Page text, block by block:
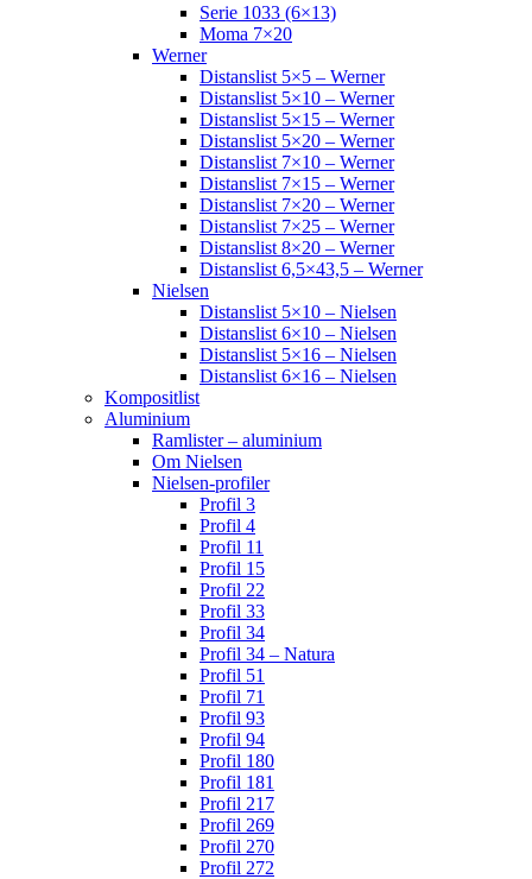
Serie 1033 (6×13)
Moma 7×20
Werner
Distanslist 5×5 – Werner
Distanslist 5×10 – Werner
Distanslist 5×15 – Werner
Distanslist 5×20 – Werner
Distanslist 7×10 – Werner
Distanslist 7×15 – Werner
Distanslist 7×20 – Werner
Distanslist 7×25 – Werner
Distanslist 8×20 – Werner
Distanslist 6,5×43,5 – Werner
Nielsen
Distanslist 5×10 – Nielsen
Distanslist 6×10 – Nielsen
Distanslist 5×16 – Nielsen
Distanslist 6×16 – Nielsen
Kompositlist
Aluminium
Ramlister – aluminium
Om Nielsen
Nielsen-profiler
Profil 3
Profil 4
Profil 11
Profil 15
Profil 22
Profil 33
Profil 34
Profil 34 – Natura
Profil 51
Profil 71
Profil 93
Profil 94
Profil 180
Profil 181
Profil 217
Profil 269
Profil 270
Profil 272